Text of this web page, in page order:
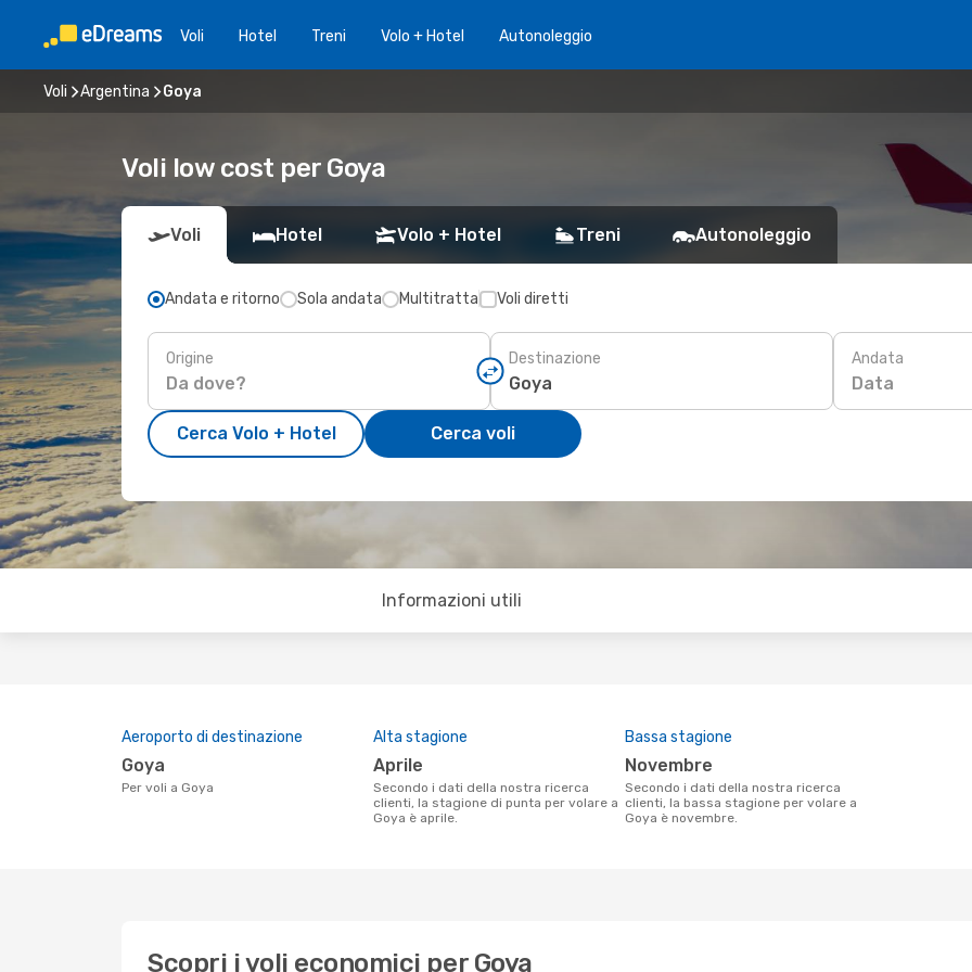
Voli Hotel Treni Volo + Hotel Autonoleggio
Voli Argentina Goya
Voli low cost per Goya
Voli Hotel Volo + Hotel Treni Autonoleggio
Andata e ritorno Sola andata Multitratta Voli diretti
Origine Destinazione Andata
Data
Cerca Volo + Hotel Cerca voli
Informazioni utili
Aeroporto di destinazione
Goya
Per voli a Goya
Alta stagione
aprile
Secondo i dati della nostra ricerca
clienti, la stagione di punta per volare a
Goya è aprile.
Bassa stagione
novembre
Secondo i dati della nostra ricerca
clienti, la bassa stagione per volare a
Goya è novembre.
Scopri i voli economici per Goya